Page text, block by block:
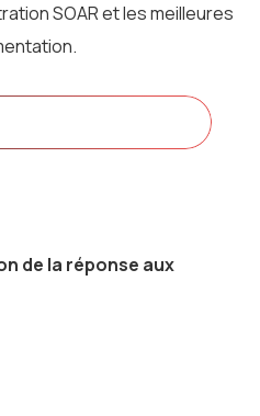
SOAR et les meilleures
de la réponse aux